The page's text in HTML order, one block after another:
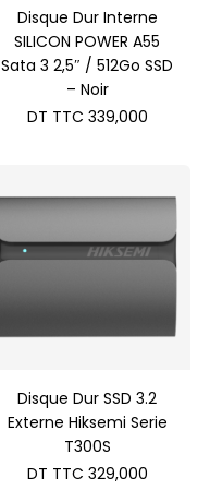
Disque Dur Interne
SILICON POWER A55
Sata 3 2,5″ / 512Go SSD
– Noir
DT TTC 339,000
Disque Dur SSD 3.2
Externe Hiksemi Serie
T300S
DT TTC 329,000